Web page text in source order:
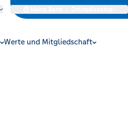
Werte und Mitgliedschaft